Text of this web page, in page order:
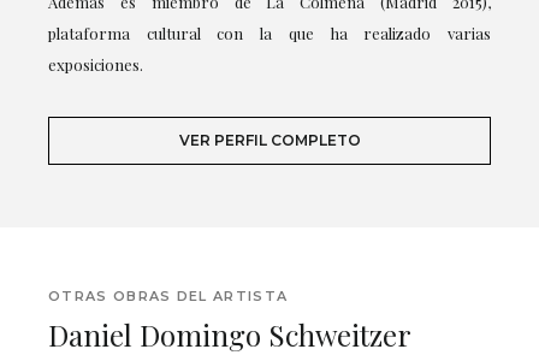
plataforma cultural con la que ha realizado varias
exposiciones.
VER PERFIL COMPLETO
OTRAS OBRAS DEL ARTISTA
Daniel Domingo Schweitzer